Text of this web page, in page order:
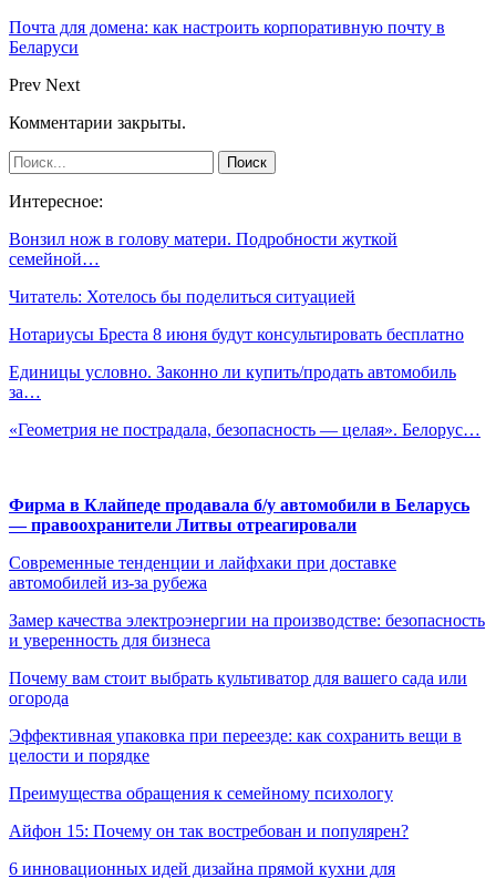
Почта для домена: как настроить корпоративную почту в
Беларуси
Prev Next
Комментарии закрыты.
Интересное:
Вонзил нож в голову матери. Подробности жуткой
семейной…
Читатель: Хотелось бы поделиться ситуацией
Нотариусы Бреста 8 июня будут консультировать бесплатно
Единицы условно. Законно ли купить/продать автомобиль
за…
«Геометрия не пострадала, безопасность — целая». Белорус…
Фирма в Клайпеде продавала б/у автомобили в Беларусь
— правоохранители Литвы отреагировали
Современные тенденции и лайфхаки при доставке
автомобилей из-за рубежа
Замер качества электроэнергии на производстве: безопасность
и уверенность для бизнеса
Почему вам стоит выбрать культиватор для вашего сада или
огорода
Эффективная упаковка при переезде: как сохранить вещи в
целости и порядке
Преимущества обращения к семейному психологу
Айфон 15: Почему он так востребован и популярен?
6 инновационных идей дизайна прямой кухни для